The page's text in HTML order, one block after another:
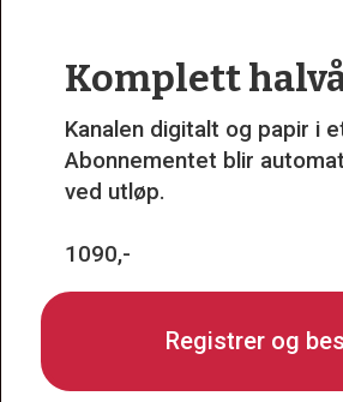
Komplett
Kanalen digitalt og papir i
Abonnementet blir
ved utløp.
1090,-
Registrer og